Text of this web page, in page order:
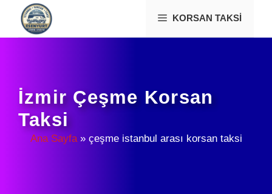
İçeriğe
KORSAN TAKSI
İzmir Çeşme Korsan
Taksi
Ana Sayfa» çeşme istanbul arası korsan taksi